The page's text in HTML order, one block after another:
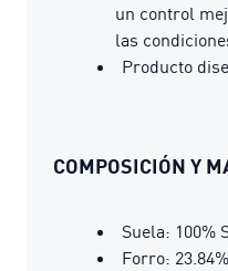
un control
las
Producto
COMPOSICIÓN Y
Suela: 100%
Forro: